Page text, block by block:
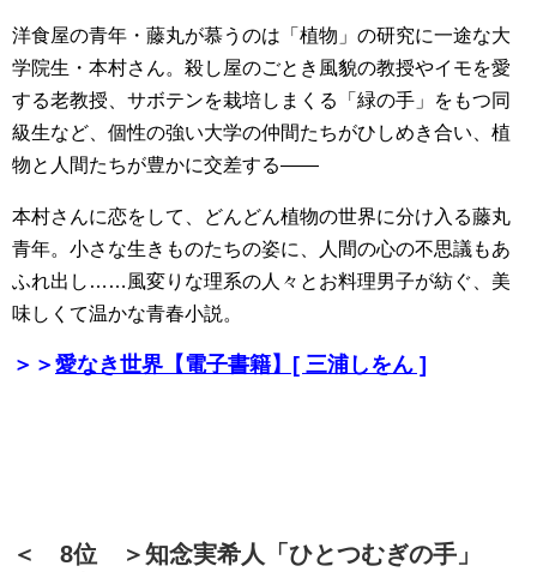
洋食屋の青年・藤丸が慕うのは「植物」の研究に一途な大
学院生・本村さん。殺し屋のごとき風貌の教授やイモを愛
する老教授、サボテンを栽培しまくる「緑の手」をもつ同
級生など、個性の強い大学の仲間たちがひしめき合い、植
物と人間たちが豊かに交差する――
本村さんに恋をして、どんどん植物の世界に分け入る藤丸
青年。小さな生きものたちの姿に、人間の心の不思議もあ
ふれ出し……風変りな理系の人々とお料理男子が紡ぐ、美
味しくて温かな青春小説。
＞＞愛なき世界【電子書籍】[ 三浦しをん ]
＜ 8位 ＞知念実希人「ひとつむぎの手」